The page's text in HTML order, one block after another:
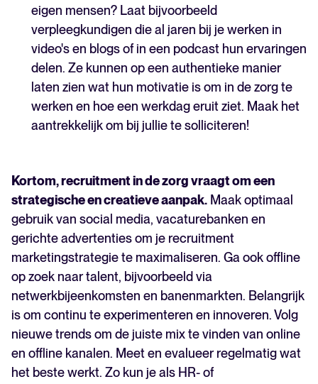
eigen mensen? Laat bijvoorbeeld
verpleegkundigen die al jaren bij je werken in
video's en blogs of in een podcast hun ervaringen
delen. Ze kunnen op een authentieke manier
laten zien wat hun motivatie is om in de zorg te
werken en hoe een werkdag eruit ziet. Maak het
aantrekkelijk om bij jullie te solliciteren!
Kortom, recruitment in de zorg vraagt om een
strategische en creatieve aanpak. Maak optimaal
gebruik van social media, vacaturebanken en
gerichte advertenties om je recruitment
marketingstrategie te maximaliseren. Ga ook offline
op zoek naar talent, bijvoorbeeld via
netwerkbijeenkomsten en banenmarkten. Belangrijk
is om continu te experimenteren en innoveren. Volg
nieuwe trends om de juiste mix te vinden van online
en offline kanalen. Meet en evalueer regelmatig wat
het beste werkt. Zo kun je als HR- of